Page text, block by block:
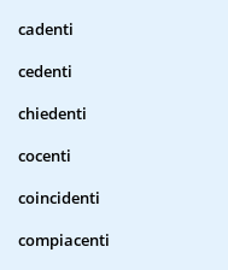
cadenti
cedenti
chiedenti
cocenti
coincidenti
compiacenti